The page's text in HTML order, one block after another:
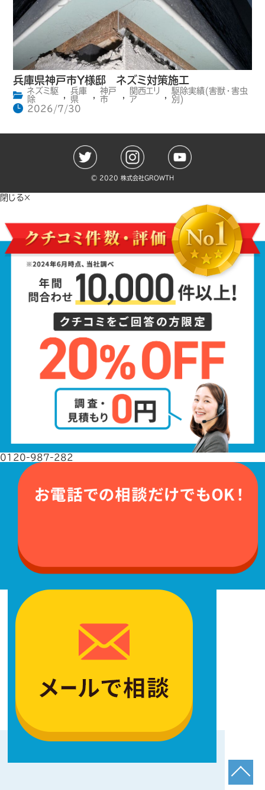
兵庫県神戸市Y様邸 ネズミ対策施工
ネズミ駆
除
,
兵庫
県
,
神戸
市
,
関西エリ
ア
,
駆除実績(害獣・害虫
別)
2026/7/30
©️ 2020 株式会社GROWTH
閉じる×
0120-987-282